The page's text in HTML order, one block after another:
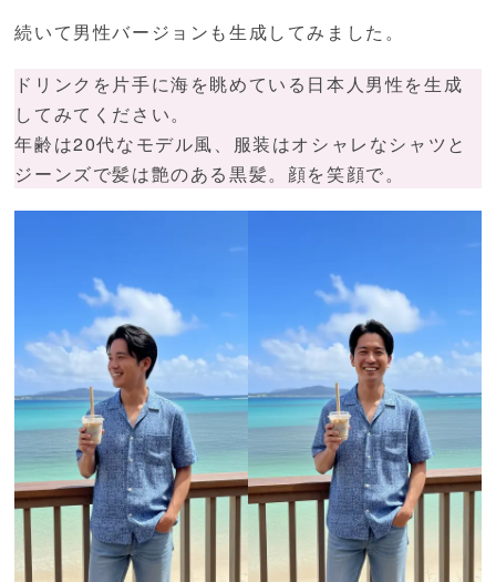
続いて男性バージョンも生成してみました。
ドリンクを片手に海を眺めている日本人男性を生成
してみてください。
年齢は20代なモデル風、服装はオシャレなシャツと
ジーンズで髪は艶のある黒髪。顔を笑顔で。